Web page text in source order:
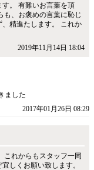
。 有難いお言葉を頂
も、お褒めの言葉に恥じ
精進たします。 これか
2019年11月14日 18:04
ました
2017年01月26日 08:29
これからもスタッフ一同
しくお願い致します。